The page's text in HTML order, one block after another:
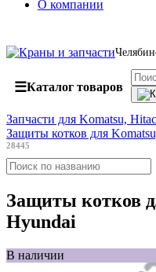
О компании
☰Каталог товаров
Запчасти для Komatsu,
Защиты котков для
28445
Защиты котков
Hyundai
В наличии